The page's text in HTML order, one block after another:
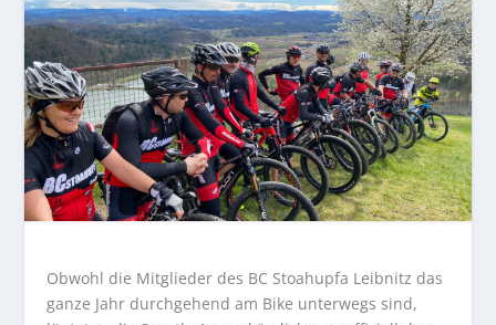
Obwohl die Mitglieder des BC Stoahupfa Leibnitz das
ganze Jahr durchgehend am Bike unterwegs sind,